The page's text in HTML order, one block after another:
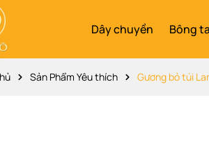
Dây chuyền Bông
Sản Phẩm Yêu thích Gương bỏ túi